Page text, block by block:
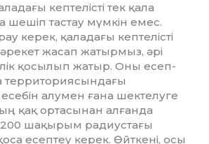
кептелісті тек қала
шешіп тастау мүм­кін емес.
керек, қаладағы кептелісті
жасап жатырмыз, әрі
қосылып жатыр. Оны есеп­­­
территория­сын­дағы
алумен ға­на шектелуге
қақ ортасынан алғанда
шақырым радиустағы
есептеу керек. Өйткені, осы